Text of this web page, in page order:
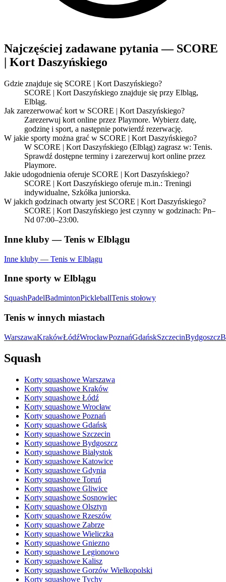
Najczęściej zadawane pytania — SCORE
| Kort Daszyńskiego
Gdzie znajduje się SCORE | Kort Daszyńskiego?
SCORE | Kort Daszyńskiego znajduje się przy Elbląg,
Elbląg.
Jak zarezerwować kort w SCORE | Kort Daszyńskiego?
Zarezerwuj kort online przez Playmore. Wybierz datę,
godzinę i sport, a następnie potwierdź rezerwację.
W jakie sporty można grać w SCORE | Kort Daszyńskiego?
W SCORE | Kort Daszyńskiego (Elbląg) zagrasz w: Tenis.
Sprawdź dostępne terminy i zarezerwuj kort online przez
Playmore.
Jakie udogodnienia oferuje SCORE | Kort Daszyńskiego?
SCORE | Kort Daszyńskiego oferuje m.in.: Treningi
indywidualne, Szkółka juniorska.
W jakich godzinach otwarty jest SCORE | Kort Daszyńskiego?
SCORE | Kort Daszyńskiego jest czynny w godzinach: Pn–
Nd 07:00–23:00.
Inne kluby — Tenis w Elblągu
Inne kluby — Tenis w Elblągu
Inne sporty w Elblągu
SquashPadelBadmintonPickleballTenis stołowy
Tenis w innych miastach
WarszawaKrakówŁódźWrocławPoznańGdańskSzczecinBydgoszcz
Squash
Korty squashowe Warszawa
Korty squashowe Kraków
Korty squashowe Łódź
Korty squashowe Wrocław
Korty squashowe Poznań
Korty squashowe Gdańsk
Korty squashowe Szczecin
Korty squashowe Bydgoszcz
Korty squashowe Białystok
Korty squashowe Katowice
Korty squashowe Gdynia
Korty squashowe Toruń
Korty squashowe Gliwice
Korty squashowe Sosnowiec
Korty squashowe Olsztyn
Korty squashowe Rzeszów
Korty squashowe Zabrze
Korty squashowe Wieliczka
Korty squashowe Gniezno
Korty squashowe Legionowo
Korty squashowe Kalisz
Korty squashowe Gorzów Wielkopolski
Korty squashowe Tychy